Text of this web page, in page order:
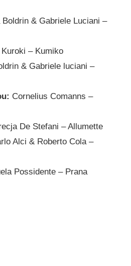
Boldrin & Gabriele Luciani –
– Kumiko
& Gabriele luciani –
Cornelius Comanns –
De Stefani – Allumette
Alci & Roberto Cola –
Possidente – Prana